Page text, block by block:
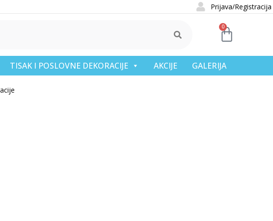
Prijava/Registracija
0
TISAK I POSLOVNE DEKORACIJE AKCIJE GALERIJA